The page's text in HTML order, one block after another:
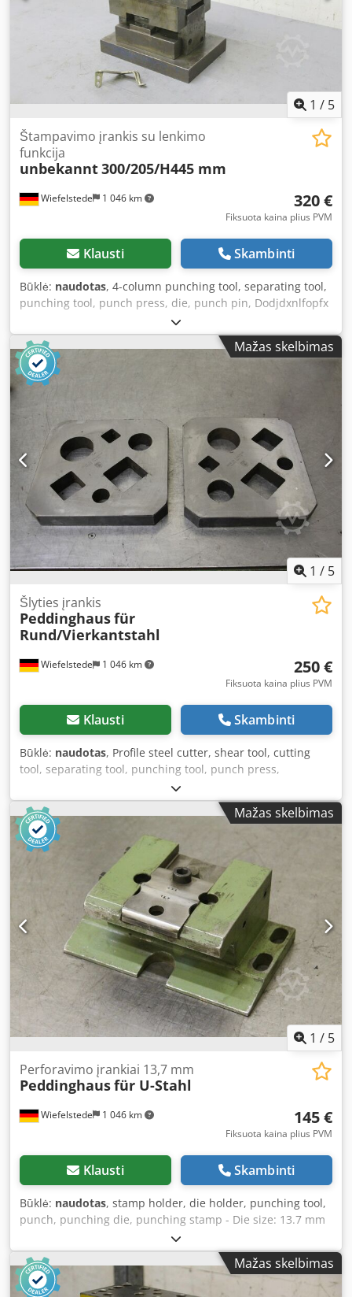
1 / 5
Wiefelstede 1 046 km
Štampavimo įrankis su lenkimo
funkcija
unbekannt300/205/H445 mm
320 €
Fiksuota kaina plius PVM
Klausti Skambinti
Būklė: naudotas, 4-column punching tool, separating tool,
punching tool, punch press, die, punch pin, Dodjdxnlfopfx
Acqokr - Punching tool with bending function - Mounting -
Dimensions: 300/205/H445 mm - Weight: 100 kg
Mažas skelbimas
1 / 5
Wiefelstede 1 046 km
Šlyties įrankis
Peddinghausfür
Rund/Vierkantstahl
250 €
Fiksuota kaina plius PVM
Klausti Skambinti
Būklė: naudotas, Profile steel cutter, shear tool, cutting
tool, separating tool, punching tool, punch press,
punching die, punch pin - Shear tool for square steel:
25/40/50 mm - Shear tool for round steel: 25/40/55 mm -
Type: 4412151064 - Type: 4412151063 - 1x Dimensions:
220/206/H30 mm - 1x Dimensions: 215/205/H30 mm -
Weight: 16 kg Dkedpfxjcwf Dao Acqjr
Mažas skelbimas
1 / 5
Wiefelstede 1 046 km
Perforavimo įrankiai 13,7 mm
Peddinghausfür U-Stahl
145 €
Fiksuota kaina plius PVM
Klausti Skambinti
Būklė: naudotas, stamp holder, die holder, punching tool,
punch, punching die, punching stamp - Die size: 13.7 mm
Djdpfxjcwn Ezs Acqekr - Die holder: for punching in the
flanges - Dimensions: 200/120/H90 mm - Weight: 8.7 kg
Mažas skelbimas